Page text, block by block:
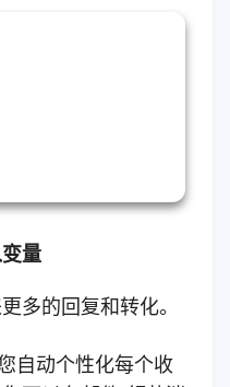
量
多的回复和转化。
自动个性化每个收